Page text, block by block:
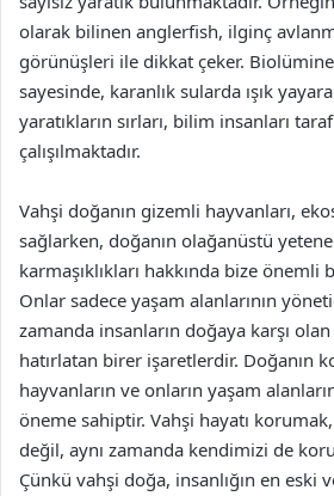
olarak bilinen anglerfish, ilginç
görünüşleri ile dikkat çeker.
sayesinde, karanlık sularda ışık
yaratıkların sırları, bilim insanları
çalışılmaktadır.
Vahşi doğanın gizemli hayvanları,
sağlarken, doğanın olağanüstü
karmaşıklıkları hakkında bize önemli
Onlar sadece yaşam alanlarının
zamanda insanların doğaya karşı
hatırlatan birer işaretlerdir. Doğanın
hayvanların ve onların yaşam
öneme sahiptir. Vahşi hayatı
değil, aynı zamanda kendimizi de
Çünkü vahşi doğa, insanlığın en eski